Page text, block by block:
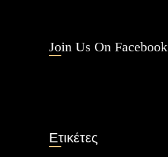
Join Us On Facebook
Ετικέτες